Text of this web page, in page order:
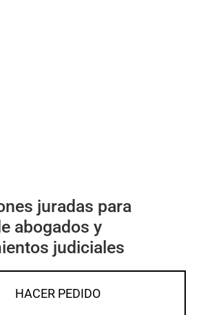
juradas para
abogados y
judiciales
HACER PEDIDO